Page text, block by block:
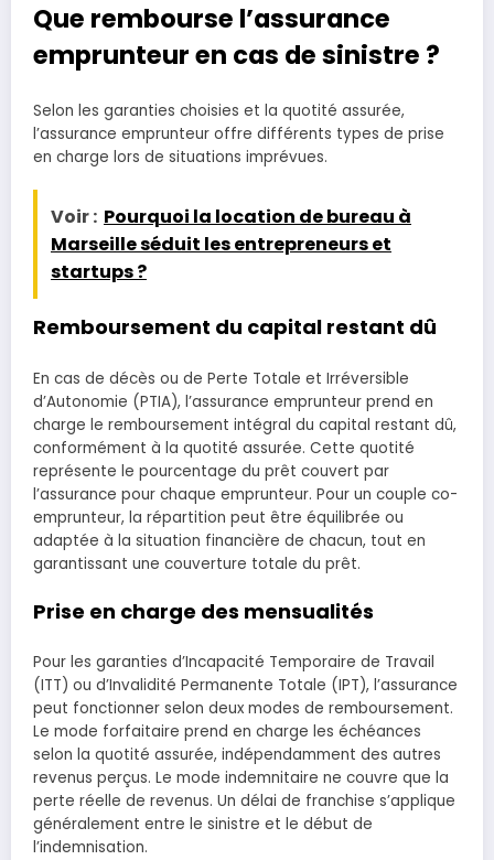
Que rembourse l’assurance
emprunteur en cas de sinistre ?
Selon les garanties choisies et la quotité assurée,
l’assurance emprunteur offre différents types de prise
en charge lors de situations imprévues.
Voir : Pourquoi la location de bureau à
Marseille séduit les entrepreneurs et
startups ?
Remboursement du capital restant dû
En cas de décès ou de Perte Totale et Irréversible
d’Autonomie (PTIA), l’assurance emprunteur prend en
charge le remboursement intégral du capital restant dû,
conformément à la quotité assurée. Cette quotité
représente le pourcentage du prêt couvert par
l’assurance pour chaque emprunteur. Pour un couple co-
emprunteur, la répartition peut être équilibrée ou
adaptée à la situation financière de chacun, tout en
garantissant une couverture totale du prêt.
Prise en charge des mensualités
Pour les garanties d’Incapacité Temporaire de Travail
(ITT) ou d’Invalidité Permanente Totale (IPT), l’assurance
peut fonctionner selon deux modes de remboursement.
Le mode forfaitaire prend en charge les échéances
selon la quotité assurée, indépendamment des autres
revenus perçus. Le mode indemnitaire ne couvre que la
perte réelle de revenus. Un délai de franchise s’applique
généralement entre le sinistre et le début de
l’indemnisation.